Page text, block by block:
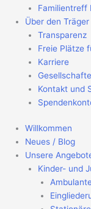
Familientreff
Über den Träger
Transparenz
Freie Plätze
Karriere
Kontakt und
Willkommen
Neues / Blog
Unsere
Kinder- und